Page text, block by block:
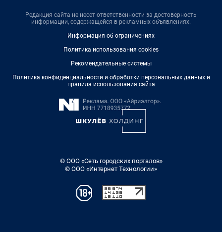
Редакция сайта не несет ответственности за достоверность
информации, содержащейся в рекламных объявлениях.
Информация об ограничениях
Политика использования cookies
Рекомендательные системы
Политика конфиденциальности и обработки персональных данных и
правила использования сайта
© ООО «Сеть городских порталов»
© ООО «Интернет Технологии»